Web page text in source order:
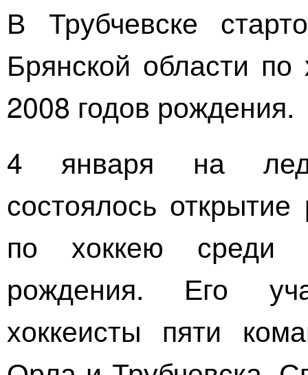
В Трубчевске
Брянской области
2008 годов рождения.
4 января на
состоялось
по хоккею среди
рождения. Его
хоккеисты пяти